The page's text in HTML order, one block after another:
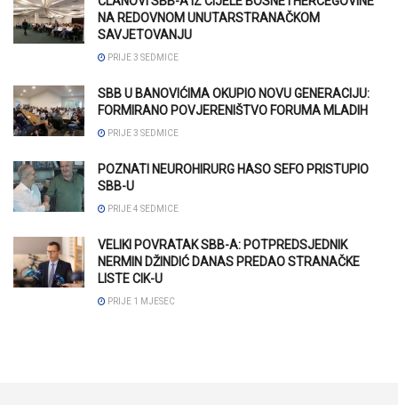
NA REDOVNOM UNUTARSTRANAČKOM
SAVJETOVANJU
PRIJE 3 SEDMICE
SBB U BANOVIĆIMA OKUPIO NOVU GENERACIJU:
FORMIRANO POVJERENIŠTVO FORUMA MLADIH
PRIJE 3 SEDMICE
POZNATI NEUROHIRURG HASO SEFO PRISTUPIO
SBB-U
PRIJE 4 SEDMICE
VELIKI POVRATAK SBB-A: POTPREDSJEDNIK
NERMIN DŽINDIĆ DANAS PREDAO STRANAČKE
LISTE CIK-U
PRIJE 1 MJESEC